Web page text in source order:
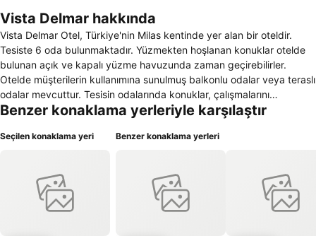
Vista Delmar hakkında
Vista Delmar Otel, Türkiye'nin Milas kentinde yer alan bir oteldir.
Tesiste 6 oda bulunmaktadır. Yüzmekten hoşlanan konuklar otelde
bulunan açık ve kapalı yüzme havuzunda zaman geçirebilirler.
Otelde müşterilerin kullanımına sunulmuş balkonlu odalar veya teraslı
odalar mevcuttur. Tesisin odalarında konuklar, çalışmalarını
yapabileceği çalışma masası da mevcuttur. Konukların tesis
Konuklar odalarda bulunan klima olanağı ile odanın sıcaklığını
danışma da yer almaktadır. Otelin çamaşırhane servisi müşterilerin
devamlı hizmetindedir. İçecek servisi yapılan ve günlük gazetelerin
bulunduğu bir otel lobisi de bulunmaktadır. Otel müşterileri ücretsiz
Benzer konaklama yerleriyle karşılaştır
Seçilen konaklama yeri Benzer konaklama yerleri